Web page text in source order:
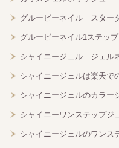
グルービーネイル スター
グルービーネイル1ステッ
シャイニージェル ジェル
シャイニージェルは楽天で
シャイニージェルのカラー
シャイニーワンステップジ
シャイニージェルのワンス